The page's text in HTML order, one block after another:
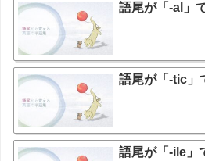
語尾が「-al」
語尾が「-tic」
語尾が「-ile」